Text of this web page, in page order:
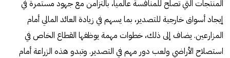
المنتجات التي تصلح للمنافسة عالمياً، بالتزامن مع جهود مستمرة في
إيجاد أسواق خارجية للتصدير، بما يسهم في زيادة العائد المالي أمام
المزارعين. يضاف إلى ذلك، خطوات مهمة يوظفها القطاع الخاص في
استصلاح الأراضي ولعب دور مهم في التصدير. وتبدو هذه الزراعة أمام